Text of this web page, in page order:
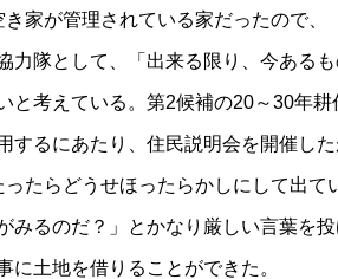
家が管理されている家だったので、
力隊として、「出来る限り、今ある
と考えている。第2候補の20～30年
するにあたり、住民説明会を開催し
たらどうせほったらかしにして出て
みるのだ？」とかなり厳しい言葉を
に土地を借りることができた。